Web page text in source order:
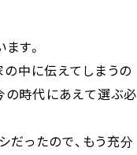
す。
中に伝えてしまうの
の時代にあえて選ぶ必
だったので、もう充分